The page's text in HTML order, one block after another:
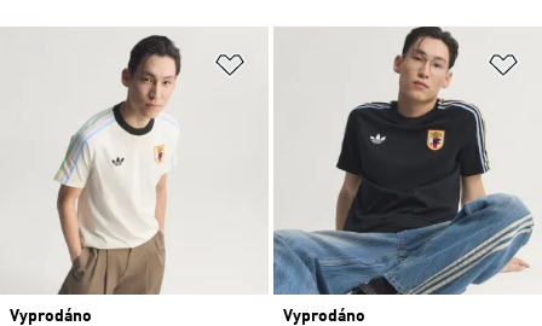
Přidat do seznamu přání
Vyprodáno
Vyprodáno